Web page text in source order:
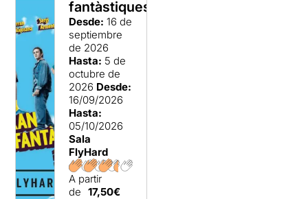
fantàstiques
Desde: 16 de
septiembre
de 2026
Hasta: 5 de
octubre de
2026 Desde:
16/09/2026
Hasta:
05/10/2026
Sala
FlyHard
A partir
de 17,50€